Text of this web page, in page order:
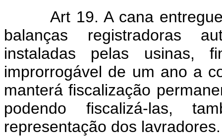
Art 19. A cana
balanças registradoras
instaladas pelas usinas,
improrrogável de um ano a
manterá fiscalização
podendo fiscalizá-las,
representação dos lavradores.